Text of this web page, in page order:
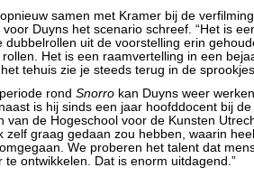
samen met Kramer bij de
voor Duyns het scenario schreef. “Het is
dubbelrollen uit de voorstelling erin
Het is een raamvertelling in een
tehuis zie je steeds terug in de
rond Snorro kan Duyns weer
is hij sinds een jaar hoofddocent bij
van de Hogeschool voor de Kunsten
zelf graag gedaan zou hebben, waarin
We proberen het talent dat
te ontwikkelen. Dat is enorm uitdagend.”